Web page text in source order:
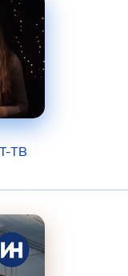
ТВ